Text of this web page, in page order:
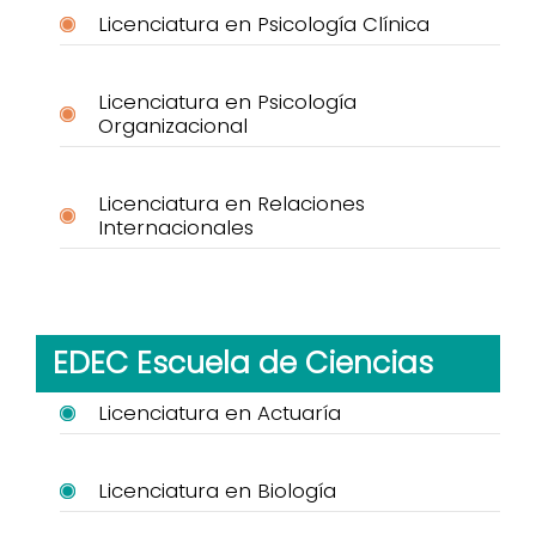
Licenciatura en Psicología Clínica
Licenciatura en Psicología
Organizacional
Licenciatura en Relaciones
Internacionales
EDEC Escuela de Ciencias
Licenciatura en Actuaría
Licenciatura en Biología